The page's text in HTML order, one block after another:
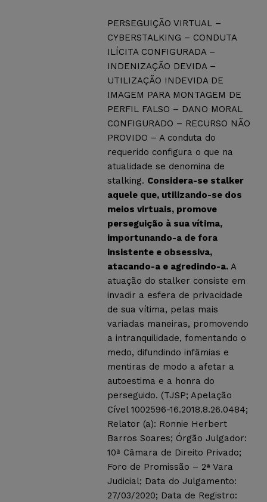
PERSEGUIÇÃO VIRTUAL –
CYBERSTALKING – CONDUTA
ILÍCITA CONFIGURADA –
INDENIZAÇÃO DEVIDA –
UTILIZAÇÃO INDEVIDA DE
IMAGEM PARA MONTAGEM DE
PERFIL FALSO – DANO MORAL
CONFIGURADO – RECURSO NÃO
PROVIDO – A conduta do
requerido configura o que na
atualidade se denomina de
stalking. Considera-se stalker
aquele que, utilizando-se dos
meios virtuais, promove
perseguição à sua vítima,
importunando-a de fora
insistente e obsessiva,
atacando-a e agredindo-a. A
atuação do stalker consiste em
invadir a esfera de privacidade
de sua vítima, pelas mais
variadas maneiras, promovendo
a intranquilidade, fomentando o
medo, difundindo infâmias e
mentiras de modo a afetar a
autoestima e a honra do
perseguido. (TJSP; Apelação
Cível 1002596-16.2018.8.26.0484;
Relator (a): Ronnie Herbert
Barros Soares; Órgão Julgador:
10ª Câmara de Direito Privado;
Foro de Promissão – 2ª Vara
Judicial; Data do Julgamento:
27/03/2020; Data de Registro: